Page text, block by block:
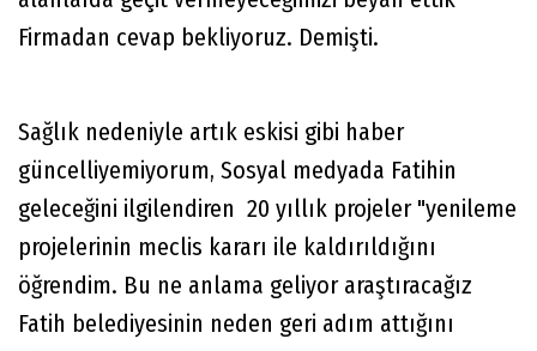
Firmadan cevap bekliyoruz. Demişti.
Sağlık nedeniyle artık eskisi gibi haber
güncelliyemiyorum, Sosyal medyada Fatihin
geleceğini ilgilendiren 20 yıllık projeler "yenileme
projelerinin meclis kararı ile kaldırıldığını
öğrendim. Bu ne anlama geliyor araştıracağız
Fatih belediyesinin neden geri adım attığını